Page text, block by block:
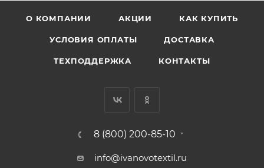
О КОМПАНИИ АКЦИИ КАК КУПИТЬ
УСЛОВИЯ ОПЛАТЫ ДОСТАВКА
ТЕХПОДДЕРЖКА КОНТАКТЫ
8 (800) 200-85-10
info@ivanovotextil.ru